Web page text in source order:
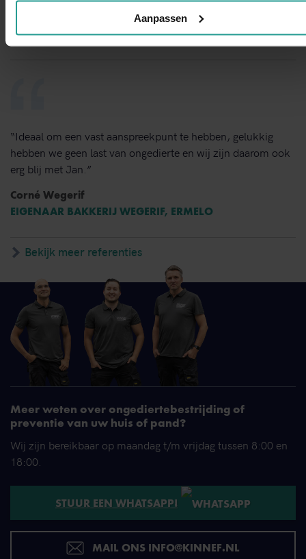
Aanpassen
LOCATIEDIRECTEUR KBS SINT VICTOR, APELDOORN
“Ideaal om een vast aanspreekpunt te hebben, gelukkig
hebben we geen last van ongedierte en wij zijn daarom ook
erg blij met Jan.”
Corné Wegerif
EIGENAAR BAKKERIJ WEGERIF, ERMELO
Bekijk meer referenties
Meer weten over ongediertebestrijding of
preventie van uw huis of pand?
Wij zijn bereikbaar op maandag t/m vrijdag tussen 8:00 en
18:00.
STUUR EEN WHATSAPP!
MAIL ONS INFO@KINNEF.NL